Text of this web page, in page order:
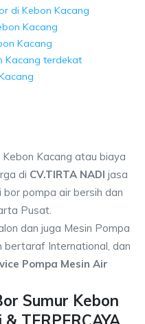
di Kebon Kacang
Kacang
Kacang
Kacang terdekat
Kacang atau biaya
di CV.TIRTA NADI jasa
pompa air bersih dan
Pusat.
dan juga Mesin Pompa
bertaraf International, dan
Pompa Mesin Air
Sumur Kebon